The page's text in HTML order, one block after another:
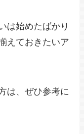
は始めたばかり
えておきたいア
は、ぜひ参考に